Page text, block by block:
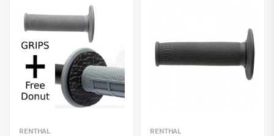
RENTHAL RENTHAL